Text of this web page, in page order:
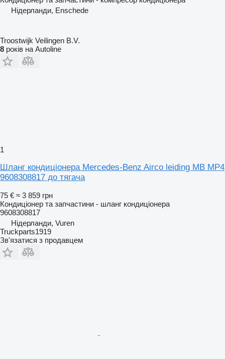
Нідерланди, Enschede
Troostwijk Veilingen B.V.
8 років на Autoline
1
Шланг кондиціонера Mercedes-Benz Airco leiding MB MP4
9608308817 до тягача
75 € ≈ 3 859 грн
Кондиціонер та запчастини - шланг кондиціонера
9608308817
Нідерланди, Vuren
Truckparts1919
Зв'язатися з продавцем